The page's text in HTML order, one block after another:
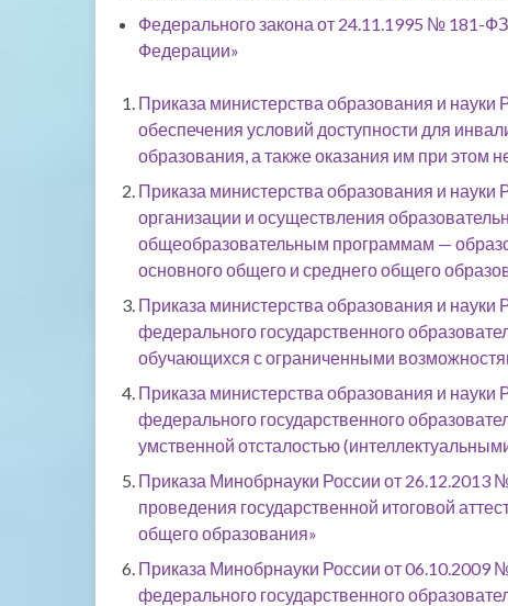
Федерального закона от 24.11.1995 № 181-
Федерации»
Приказа министерства образования и
обеспечения условий доступности для
образования, а также оказания им при этом
Приказа министерства образования и
организации и осуществления
общеобразовательным программам —
основного общего и среднего общего
Приказа министерства образования и
федерального государственного
обучающихся с ограниченными
Приказа министерства образования и
федерального государственного
умственной отсталостью
Приказа Минобрнауки России от 26.12.2013
проведения государственной итоговой
общего образования»
Приказа Минобрнауки России от 06.10.2009
федерального государственного